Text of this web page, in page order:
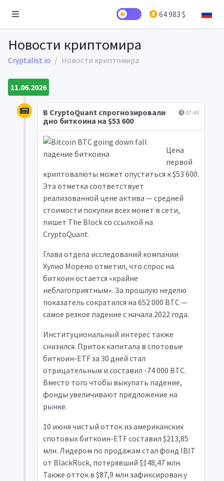
64 983 $
Новости криптомира
Cryptalist.io Новости криптомира
11.06.2026
07:40
В CryptoQuant спрогнозировали
дно биткоина на $53 600
Цена
первой
криптовалюты может опуститься к $53 600.
Эта отметка соответствует
реализованной цене актива — средней
стоимости покупки всех монет в сети,
пишет The Block со ссылкой на
CryptoQuant.
Глава отдела исследований компании
Хулио Морено отметил, что спрос на
биткоин остается «крайне
неблагоприятным». За прошлую неделю
показатель сократился на 652 000 BTC —
самое резкое падение с начала 2022 года.
Институциональный интерес также
снизился. Приток капитала в спотовые
биткоин-ETF за 30 дней стал
отрицательным и составил -74 000 BTC.
Вместо того чтобы выкупать падение,
фонды увеличивают предложение на
рынке.
10 июня чистый отток из американских
спотовых биткоин-ETF составил $213,85
млн. Лидером по продажам стал фонд IBIT
от BlackRock, потерявший $148,47 млн.
Также отток в $87,9 млн зафиксирован у